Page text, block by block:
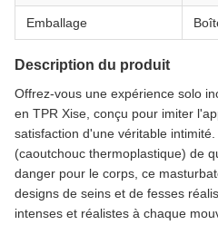
Emballage
Description du produit
Offrez-vous une expérience solo
en TPR Xise, conçu pour imiter
satisfaction d'une véritable
(caoutchouc thermoplastique) de
danger pour le corps, ce
designs de seins et de fesses
intenses et réalistes à chaque